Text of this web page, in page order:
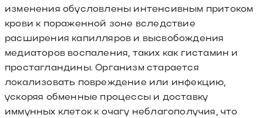
изменения обусловлены интенсивным притоком
крови к пораженной зоне вследствие
расширения капилляров и высвобождения
медиаторов воспаления, таких как гистамин и
простагландины. Организм старается
локализовать повреждение или инфекцию,
ускоряя обменные процессы и доставку
иммунных клеток к очагу неблагополучия, что